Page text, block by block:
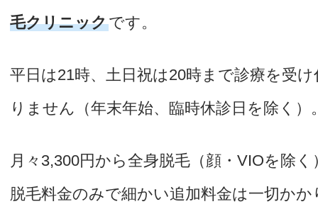
毛クリニックです。
平日は21時、土日祝は20時まで診療を受
りません（年末年始、臨時休診日を除く）
月々3,300円から全身脱毛（顔・VIOを除
脱毛料金のみで細かい追加料金は一切か